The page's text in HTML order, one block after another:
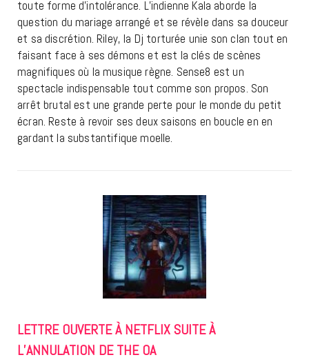
toute forme d’intolérance. L’indienne Kala aborde la
question du mariage arrangé et se révèle dans sa douceur
et sa discrétion. Riley, la Dj torturée unie son clan tout en
faisant face à ses démons et est la clés de scènes
magnifiques où la musique règne. Sense8 est un
spectacle indispensable tout comme son propos. Son
arrêt brutal est une grande perte pour le monde du petit
écran. Reste à revoir ses deux saisons en boucle en en
gardant la substantifique moelle.
LETTRE OUVERTE À NETFLIX SUITE À
L’ANNULATION DE THE OA